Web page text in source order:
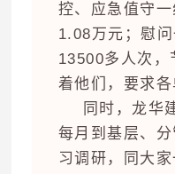
控、应急值守一
1.08万元；慰
13500多人次，
着他们，要求各
同时，龙华
每月到基层、
习调研，同大